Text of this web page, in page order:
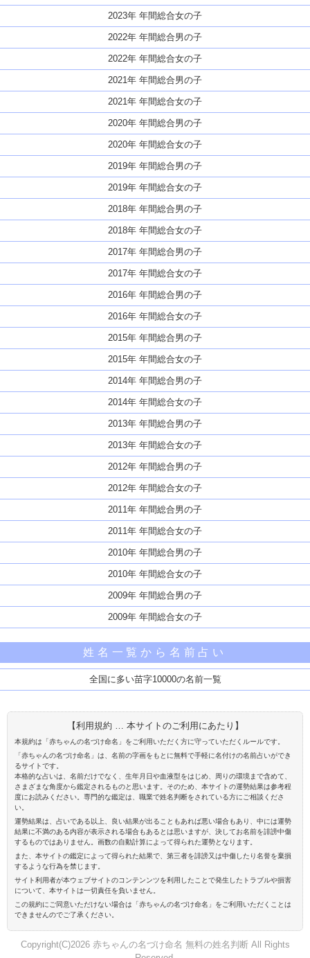
2023年 年間総合女の子
2022年 年間総合男の子
2022年 年間総合女の子
2021年 年間総合男の子
2021年 年間総合女の子
2020年 年間総合男の子
2020年 年間総合女の子
2019年 年間総合男の子
2019年 年間総合女の子
2018年 年間総合男の子
2018年 年間総合女の子
2017年 年間総合男の子
2017年 年間総合女の子
2016年 年間総合男の子
2016年 年間総合女の子
2015年 年間総合男の子
2015年 年間総合女の子
2014年 年間総合男の子
2014年 年間総合女の子
2013年 年間総合男の子
2013年 年間総合女の子
2012年 年間総合男の子
2012年 年間総合女の子
2011年 年間総合男の子
2011年 年間総合女の子
2010年 年間総合男の子
2010年 年間総合女の子
2009年 年間総合男の子
2009年 年間総合女の子
姓名一覧から名前占い
全国に多い苗字10000の名前一覧
【利用規約 … 本サイトのご利用にあたり】
本規約は「赤ちゃんの名づけ命名」をご利用いただく方に守っていただくルールです。
「赤ちゃんの名づけ命名」は、名前の字画をもとに無料で手軽に名付けの名前占いができ
るサイトです。
本格的な占いは、名前だけでなく、生年月日や血液型をはじめ、周りの環境まで含めて、
さまざまな角度から鑑定されるものと思います。そのため、本サイトの運勢結果は参考程
度にお読みください。専門的な鑑定は、職業で姓名判断をされている方にご相談くださ
い。
運勢結果は、占いである以上、良い結果が出ることもあれば悪い場合もあり、中には運勢
結果に不満のある内容が表示される場合もあるとは思いますが、決してお名前を誹謗中傷
するものではありません。画数の自動計算によって得られた運勢となります。
また、本サイトの鑑定によって得られた結果で、第三者を誹謗又は中傷したり名誉を棄損
するような行為を禁じます。
サイト利用者が本ウェブサイトのコンテンンツを利用したことで発生したトラブルや損害
について、本サイトは一切責任を負いません。
この規約にご同意いただけない場合は「赤ちゃんの名づけ命名」をご利用いただくことは
できませんのでご了承ください。
Copyright(C)2026 赤ちゃんの名づけ命名 無料の姓名判断 All Rights